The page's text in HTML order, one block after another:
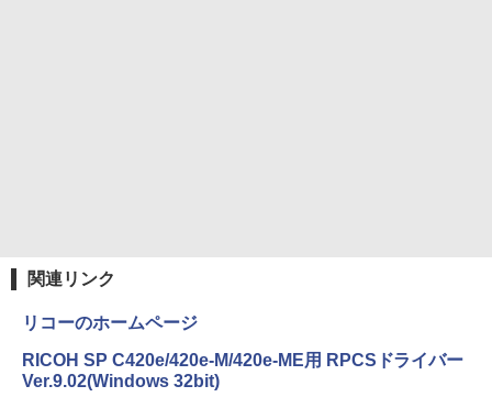
関連リンク
リコーのホームページ
RICOH SP C420e/420e-M/420e-ME用 RPCSドライバー
Ver.9.02(Windows 32bit)